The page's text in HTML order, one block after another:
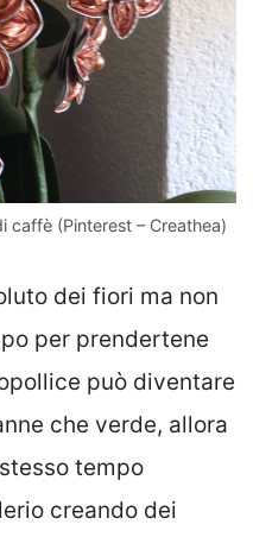
caffè (Pinterest – Creathea)
dei fiori ma non
per prendertene
può diventare
che verde, allora
tempo
creando dei